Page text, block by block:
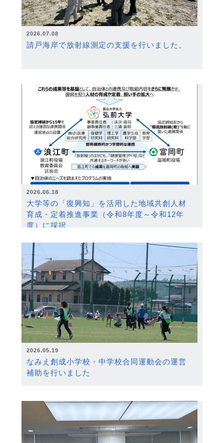
2026.07.08
請戸海岸で放射線測定の支援を行いました。
2026.06.18
大学等の「復興知」を活用した地域共創人材
育成・定着推進事業（令和8年度～令和12年
度）に採択
2026.05.19
なみえ創成小学校・中学校合同運動会の運営
補助を行いました